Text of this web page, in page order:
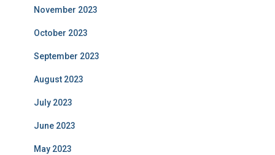
November 2023
October 2023
September 2023
August 2023
July 2023
June 2023
May 2023